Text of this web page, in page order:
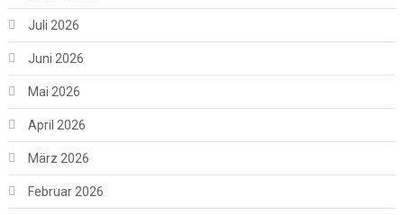
Juli 2026
Juni 2026
Mai 2026
April 2026
März 2026
Februar 2026